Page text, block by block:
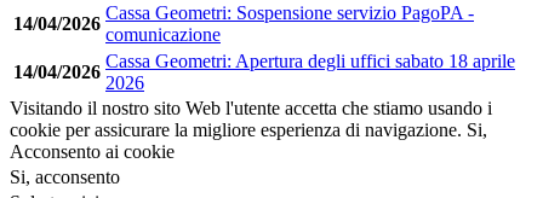
14/04/2026
Cassa Geometri: Sospensione servizio PagoPA -
comunicazione
14/04/2026
Cassa Geometri: Apertura degli uffici sabato 18 aprile
2026
Visitando il nostro sito Web l'utente accetta che stiamo usando i
cookie per assicurare la migliore esperienza di navigazione. Si,
Acconsento ai cookie
Si, acconsento